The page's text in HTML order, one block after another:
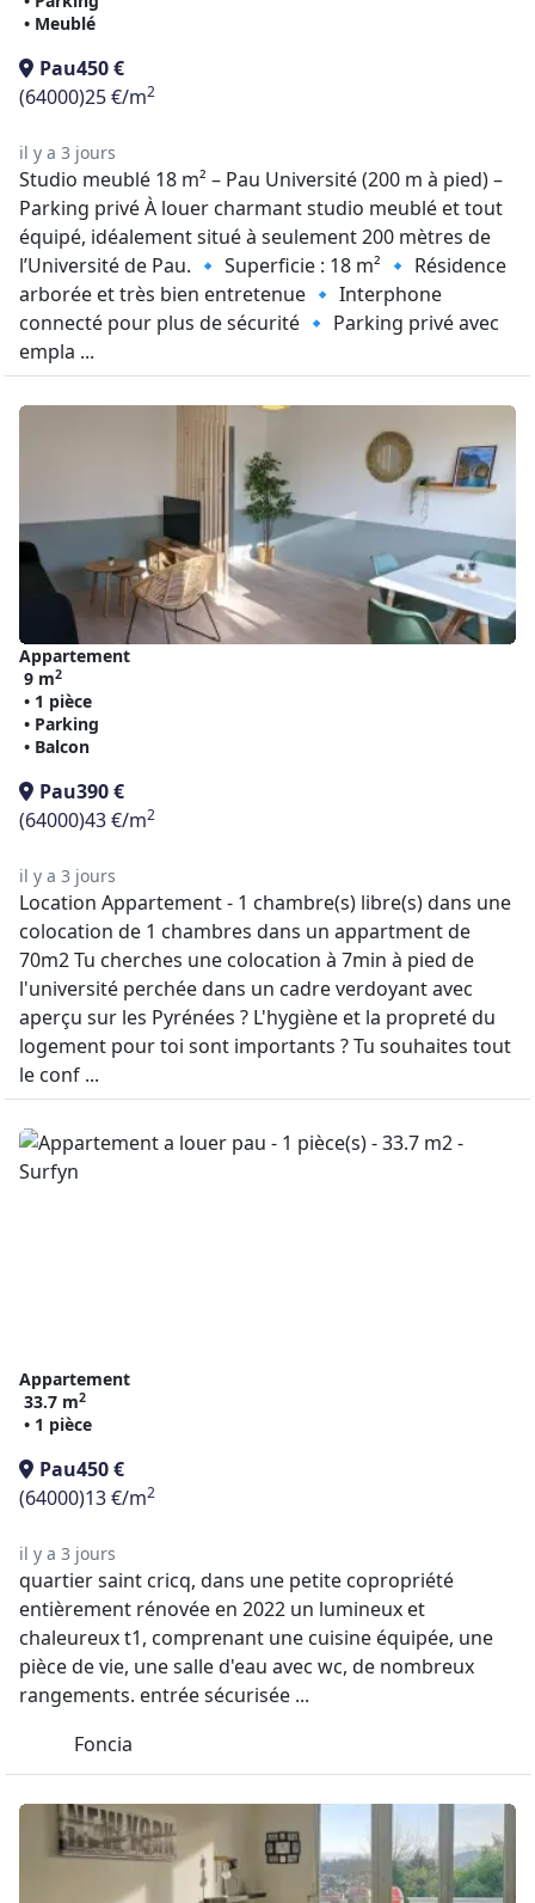
• Meublé
Pau450 €
(64000)25 €/m2
il y a 3 jours
Studio meublé 18 m² – Pau Université (200 m à pied) –
Parking privé À louer charmant studio meublé et tout
équipé, idéalement situé à seulement 200 mètres de
l’Université de Pau. 🔹 Superficie : 18 m² 🔹 Résidence
arborée et très bien entretenue 🔹 Interphone
connecté pour plus de sécurité 🔹 Parking privé avec
empla ...
Appartement
9 m2
• 1 pièce
• Parking
• Balcon
Pau390 €
(64000)43 €/m2
il y a 3 jours
Location Appartement - 1 chambre(s) libre(s) dans une
colocation de 1 chambres dans un appartment de
70m2 Tu cherches une colocation à 7min à pied de
l'université perchée dans un cadre verdoyant avec
aperçu sur les Pyrénées ? L'hygiène et la propreté du
logement pour toi sont importants ? Tu souhaites tout
le conf ...
Appartement
33.7 m2
• 1 pièce
Pau450 €
(64000)13 €/m2
il y a 3 jours
quartier saint cricq, dans une petite copropriété
entièrement rénovée en 2022 un lumineux et
chaleureux t1, comprenant une cuisine équipée, une
pièce de vie, une salle d'eau avec wc, de nombreux
rangements. entrée sécurisée ...
Foncia